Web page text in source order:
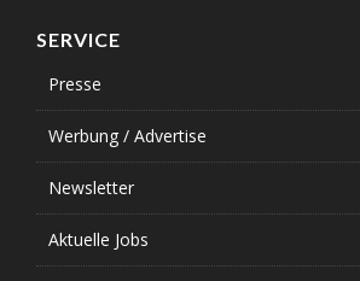
SERVICE
Presse
Werbung / Advertise
Newsletter
Aktuelle Jobs